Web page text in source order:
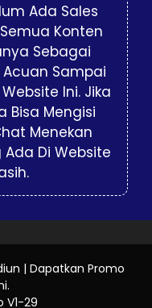
Ada Sales
Konten
Sebagai
Sampai
Ini. Jika
Bisa Mengisi
Menekan
Di Website
| Dapatkan Promo
.
V1-29